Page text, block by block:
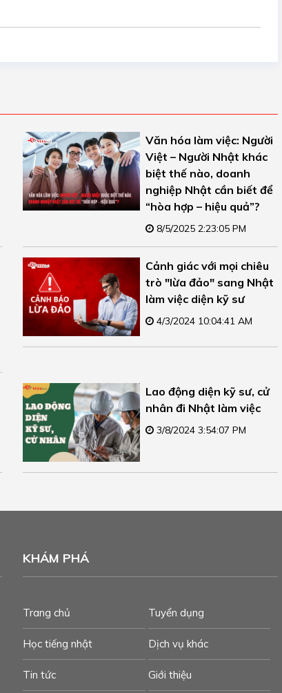
Văn hóa làm việc: Người
Việt – Người Nhật khác
biệt thế nào, doanh
nghiệp Nhật cần biết để
“hòa hợp – hiệu quả”?
8/5/2025 2:23:05 PM
Cảnh giác với mọi chiêu
trò "lừa đảo" sang Nhật
làm việc diện kỹ sư
4/3/2024 10:04:41 AM
Lao động diện kỹ sư, cử
nhân đi Nhật làm việc
3/8/2024 3:54:07 PM
KHÁM PHÁ
Trang chủ Tuyển dụng
Học tiếng nhật Dịch vụ khác
Tin tức Giới thiệu